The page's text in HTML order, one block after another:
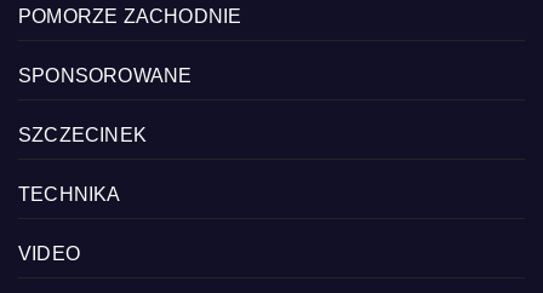
POMORZE ZACHODNIE
SPONSOROWANE
SZCZECINEK
TECHNIKA
VIDEO